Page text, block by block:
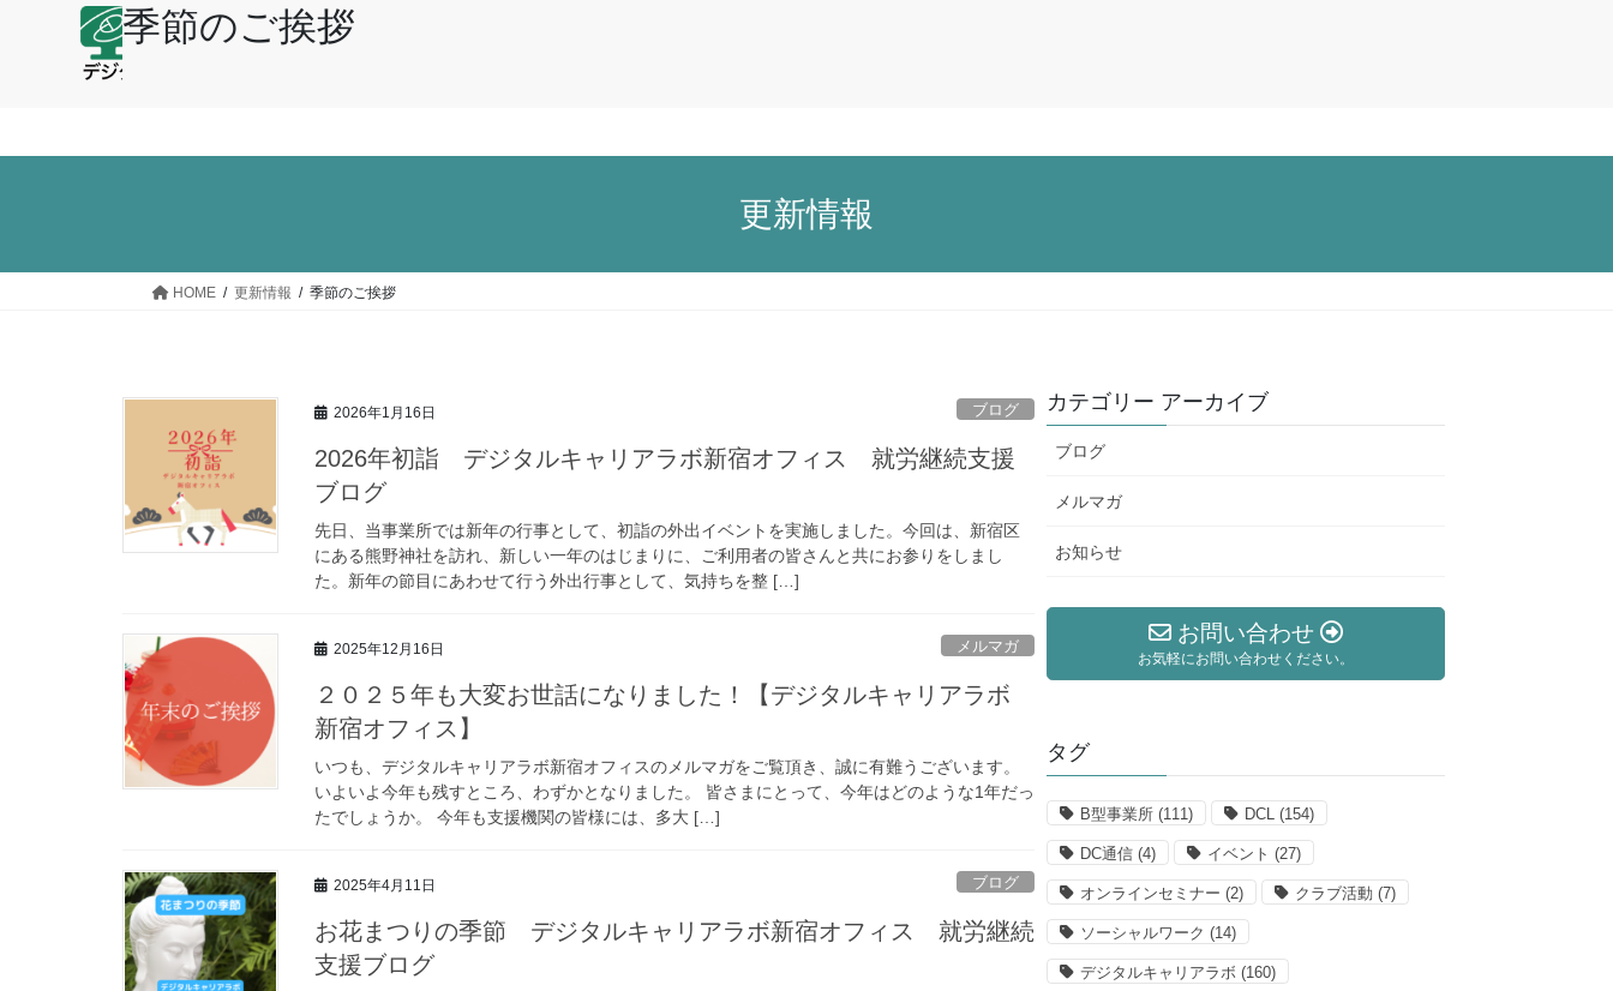
デジタルキャリアラボとは
更新情報
HOME 更新情報 季節のご挨拶
季節のご挨拶
2026年1月16日 ブログ
2026年初詣 デジタルキャリアラボ新宿オフィス 就労継続支援
ブログ
先日、当事業所では新年の行事として、初詣の外出イベントを実施しました。今回は、新宿区
にある熊野神社を訪れ、新しい一年のはじまりに、ご利用者の皆さんと共にお参りをしまし
た。新年の節目にあわせて行う外出行事として、気持ちを整 […]
2025年12月16日 メルマガ
２０２５年も大変お世話になりました！【デジタルキャリアラボ
新宿オフィス】
いつも、デジタルキャリアラボ新宿オフィスのメルマガをご覧頂き、誠に有難うございます。
いよいよ今年も残すところ、わずかとなりました。 皆さまにとって、今年はどのような1年だっ
たでしょうか。 今年も支援機関の皆様には、多大 […]
2025年4月11日 ブログ
お花まつりの季節 デジタルキャリアラボ新宿オフィス 就労継続
支援ブログ
カテゴリー アーカイブ
ブログ
メルマガ
お知らせ
お問い合わせ
お気軽にお問い合わせください。
タグ
B型事業所 (111) DCL (154)
DC通信 (4) イベント (27)
オンラインセミナー (2) クラブ活動 (7)
ソーシャルワーク (14)
デジタルキャリアラボ (160)